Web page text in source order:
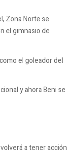
Zona Norte se
el gimnasio de
el goleador del
y ahora Beni se
a tener acción